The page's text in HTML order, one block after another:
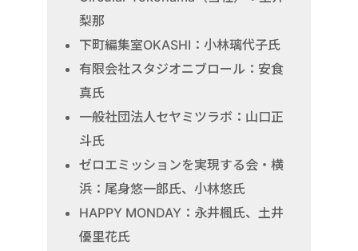
梨那
下町編集室OKASHI：小林璃代子氏
有限会社スタジオニブロール：安食
真氏
一般社団法人セヤミツラボ：山口正
斗氏
ゼロエミッションを実現する会・横
浜：尾身悠一郎氏、小林悠氏
HAPPY MONDAY：永井楓氏、土井
優里花氏